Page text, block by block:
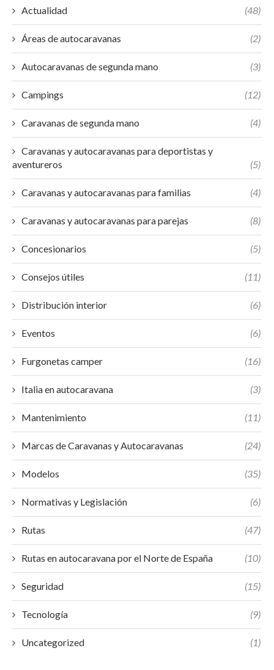
Actualidad (48)
Áreas de autocaravanas (2)
Autocaravanas de segunda mano (3)
Campings (12)
Caravanas de segunda mano (4)
Caravanas y autocaravanas para deportistas y
aventureros
(5)
Caravanas y autocaravanas para familias (4)
Caravanas y autocaravanas para parejas (8)
Concesionarios (5)
Consejos útiles (11)
Distribución interior (6)
Eventos (6)
Furgonetas camper (16)
Italia en autocaravana (3)
Mantenimiento (11)
Marcas de Caravanas y Autocaravanas (24)
Modelos (35)
Normativas y Legislación (6)
Rutas (47)
Rutas en autocaravana por el Norte de España (10)
Seguridad (15)
Tecnología (9)
Uncategorized (1)